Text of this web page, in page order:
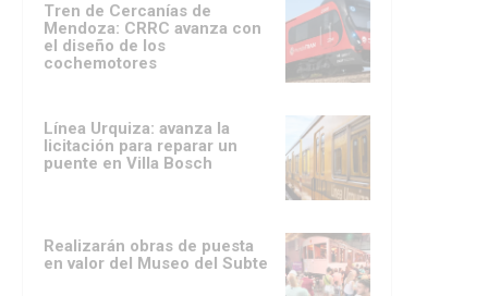
Tren de Cercanías de
Mendoza: CRRC avanza con
el diseño de los
cochemotores
Línea Urquiza: avanza la
licitación para reparar un
puente en Villa Bosch
Realizarán obras de puesta
en valor del Museo del Subte